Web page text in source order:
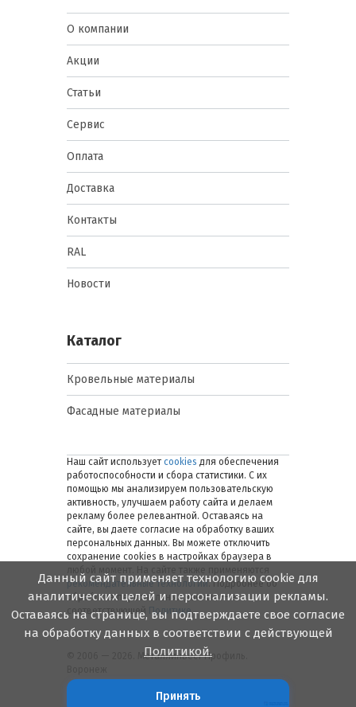
О компании
Акции
Статьи
Сервис
Оплата
Доставка
Контакты
RAL
Новости
Каталог
Кровельные материалы
Фасадные материалы
Наш сайт использует cookies для обеспечения
работоспособности и сбора статистики. С их
помощью мы анализируем пользовательскую
активность, улучшаем работу сайта и делаем
рекламу более релевантной. Оставаясь на
сайте, вы даете согласие на обработку ваших
персональных данных. Вы можете отключить
сохранение cookies в настройках браузера в
рекомендательные технологии. Подробнее об
обработке персональных данных — в
соответствующей
Политике.
© 2006 — 2026. Металлинвест Профиль.
Данный сайт применяет технологию cookie для
аналитических целей и персонализации рекламы.
Оставаясь на странице, вы подтверждаете свое согласие
на обработку данных в соответствии с действующей
Политикой.
Принять